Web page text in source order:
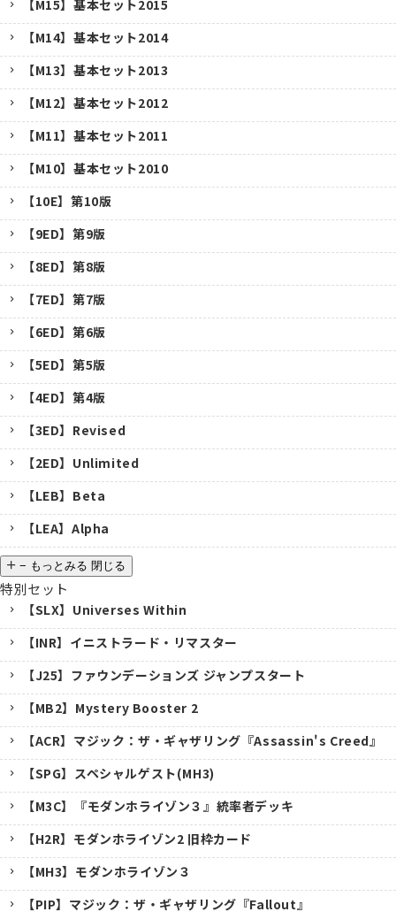
【M15】基本セット2015
【M14】基本セット2014
【M13】基本セット2013
【M12】基本セット2012
【M11】基本セット2011
【M10】基本セット2010
【10E】第10版
【9ED】第9版
【8ED】第8版
【7ED】第7版
【6ED】第6版
【5ED】第5版
【4ED】第4版
【3ED】Revised
【2ED】Unlimited
【LEB】Beta
【LEA】Alpha
− もっとみる 閉じる
特別セット
【SLX】Universes Within
【INR】イニストラード・リマスター
【J25】ファウンデーションズ ジャンプスタート
【MB2】Mystery Booster 2
【ACR】マジック：ザ・ギャザリング『Assassin's Creed』
【SPG】スペシャルゲスト(MH3)
【M3C】『モダンホライゾン３』統率者デッキ
【H2R】モダンホライゾン2 旧枠カード
【MH3】モダンホライゾン３
【PIP】マジック：ザ・ギャザリング『Fallout』